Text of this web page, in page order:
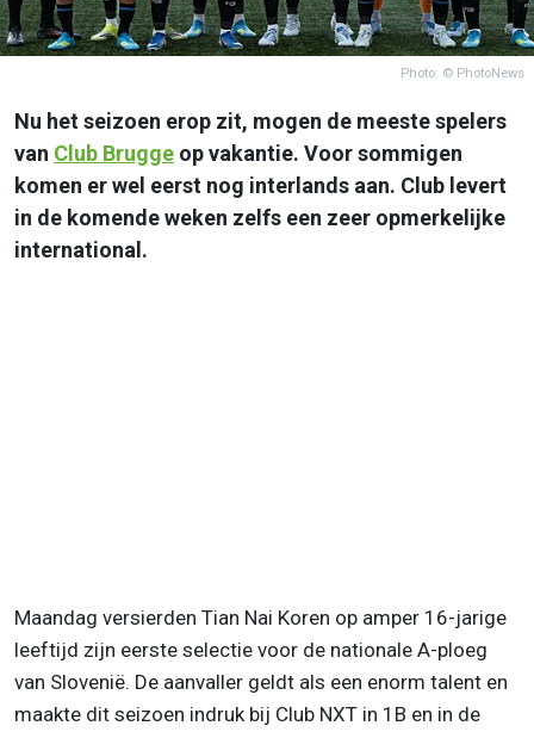
Photo: © PhotoNews
Nu het seizoen erop zit, mogen de meeste spelers
van Club Brugge op vakantie. Voor sommigen
komen er wel eerst nog interlands aan. Club levert
in de komende weken zelfs een zeer opmerkelijke
international.
Maandag versierden Tian Nai Koren op amper 16-jarige
leeftijd zijn eerste selectie voor de nationale A-ploeg
van Slovenië. De aanvaller geldt als een enorm talent en
maakte dit seizoen indruk bij Club NXT in 1B en in de